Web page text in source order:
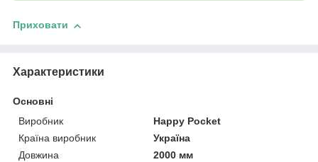
Приховати
Характеристики
Основні
Виробник
Happy Pocket
Країна виробник
Україна
Довжина
2000 мм